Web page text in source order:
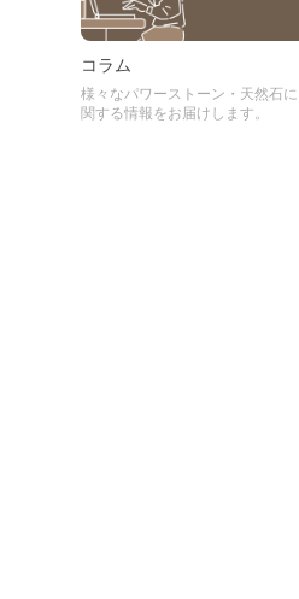
コラム
様々なパワーストーン・天然石に
関する情報をお届けします。